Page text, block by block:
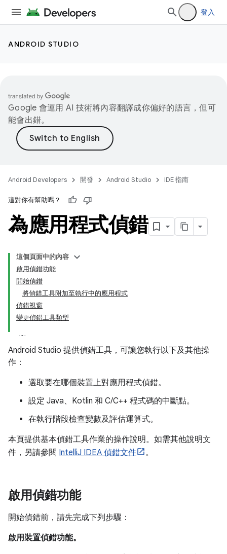
登入
ANDROID STUDIO
Google 會運用 AI 技術將內容翻譯成你偏好的語言，但可
能會出錯。
Android Developers 開發 Android Studio IDE 指南
這對你有幫助嗎？
為應用程式偵錯
這個頁面中的內容
啟用偵錯功能
開始偵錯
將偵錯工具附加至執行中的應用程式
偵錯視窗
變更偵錯工具類型
Android Studio 提供偵錯工具，可讓您執行以下及其他操
作：
選取要在哪個裝置上對應用程式偵錯。
設定 Java、Kotlin 和 C/C++ 程式碼的中斷點。
在執行階段檢查變數及評估運算式。
本頁提供基本偵錯工具作業的操作說明。如需其他說明文
件，另請參閱 IntelliJ IDEA 偵錯文件 。
啟用偵錯功能
開始偵錯前，請先完成下列步驟：
啟用裝置偵錯功能。